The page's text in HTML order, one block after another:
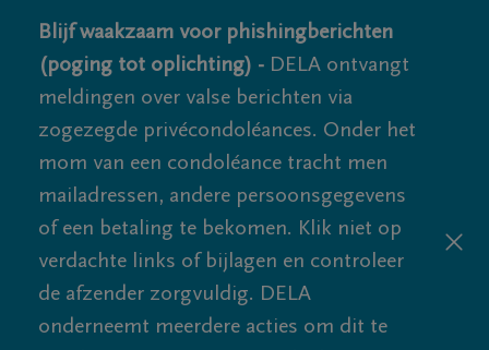
Blijf waakzaam voor phishingberichten
(poging tot oplichting) - DELA ontvangt
meldingen over valse berichten via
zogezegde privécondoléances. Onder het
mom van een condoléance tracht men
mailadressen, andere persoonsgegevens
of een betaling te bekomen. Klik niet op
verdachte links of bijlagen en controleer
de afzender zorgvuldig. DELA
onderneemt meerdere acties om dit te